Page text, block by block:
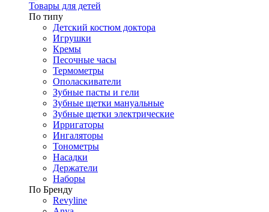
Товары для детей
По типу
Детский костюм доктора
Игрушки
Кремы
Песочные часы
Термометры
Ополаскиватели
Зубные пасты и гели
Зубные щетки мануальные
Зубные щетки электрические
Ирригаторы
Ингаляторы
Тонометры
Насадки
Держатели
Наборы
По Бренду
Revyline